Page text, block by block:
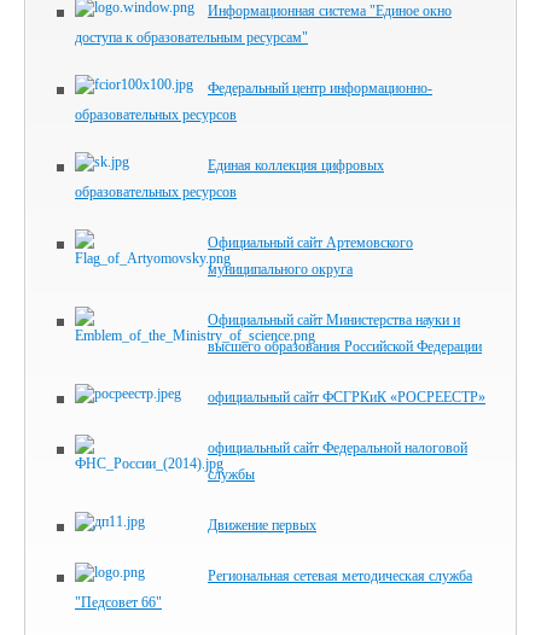
Информационная система "Единое окно
доступа к образовательным ресурсам"
Федеральный центр информационно-
образовательных ресурсов
Единая коллекция цифровых
образовательных ресурсов
Официальный сайт Артемовского
муниципального округа
Официальный сайт Министерства науки и
высшего образования Российской Федерации
официальный сайт ФСГРКиК «РОСРЕЕСТР»
официальный сайт Федеральной налоговой
службы
Движение первых
Региональная сетевая методическая служба
"Педсовет 66"